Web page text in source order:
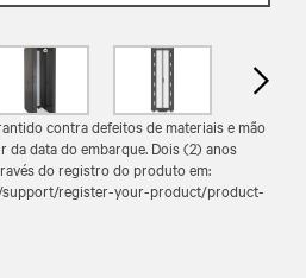
contra defeitos de materiais e mão
data do embarque. Dois (2) anos
do registro do produto em:
support/register-your-product/product-